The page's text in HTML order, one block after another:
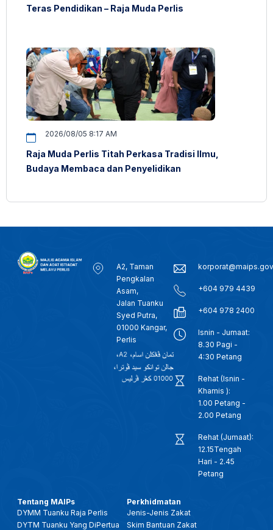
Teras Pendidikan – Raja Muda Perlis
2026/08/05 8:17 AM
Raja Muda Perlis Titah Perkasa Tradisi Ilmu,
Budaya Membaca dan Penyelidikan
A2, Taman
Pengkalan
Asam,
Jalan Tuanku
Syed Putra,
01000 Kangar,
Perlis
+604 979 4439
+604 978 2400
Isnin - Jumaat:
8.30 Pagi -
4:30 Petang
Rehat (Isnin -
Khamis ):
1.00 Petang -
2.00 Petang
Rehat (Jumaat):
12.15Tengah
Hari - 2.45
Petang
Tentang MAIPs
DYMM Tuanku Raja Perlis
DYTM Tuanku Yang DiPertua
Perkhidmatan
Jenis-Jenis Zakat
Skim Bantuan Zakat